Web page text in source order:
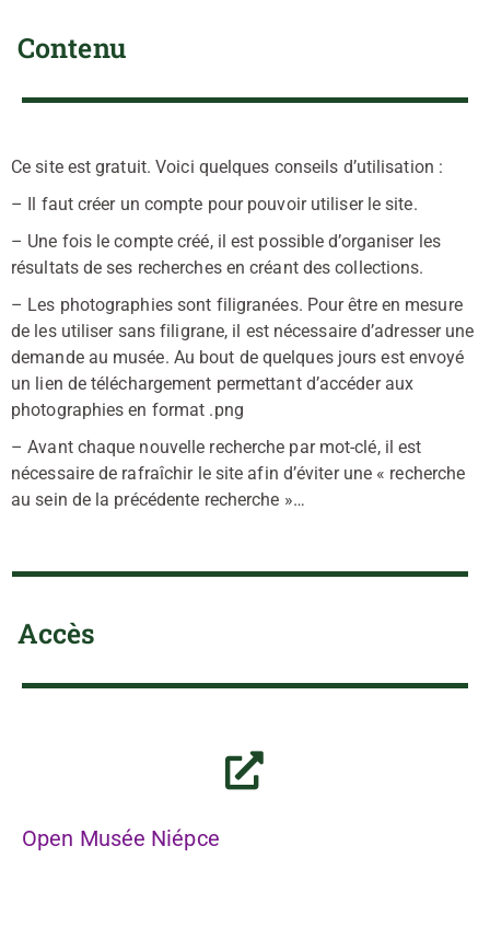
Contenu
Ce site est gratuit. Voici quelques conseils d’utilisation :
– Il faut créer un compte pour pouvoir utiliser le site.
– Une fois le compte créé, il est possible d’organiser les
résultats de ses recherches en créant des collections.
– Les photographies sont filigranées. Pour être en mesure
de les utiliser sans filigrane, il est nécessaire d’adresser une
demande au musée. Au bout de quelques jours est envoyé
un lien de téléchargement permettant d’accéder aux
photographies en format .png
– Avant chaque nouvelle recherche par mot-clé, il est
nécessaire de rafraîchir le site afin d’éviter une « recherche
au sein de la précédente recherche »…
Accès
Open Musée Niépce